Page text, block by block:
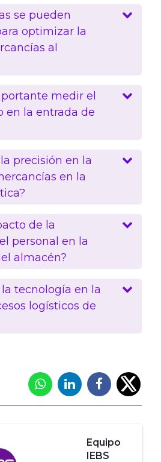
se pueden
optimizar la
al
medir el
en la entrada de
precisión en la
en la
de la
personal en la
almacén?
tecnología en la
logísticos de
Equipo
IEBS